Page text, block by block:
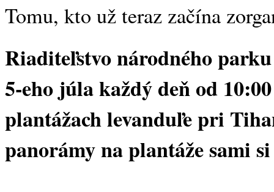
Tomu, kto už teraz začína
Riaditeľstvo národného
5-eho júla každý deň od
plantážach levanduľe pri
panorámy na plantáže sami